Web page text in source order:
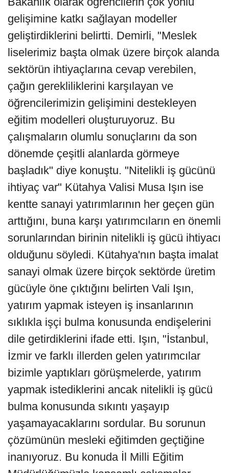
gelişimine katkı sağlayan modeller
geliştirdiklerini belirtti. Demirli, "Meslek
liselerimiz başta olmak üzere birçok alanda
sektörün ihtiyaçlarına cevap verebilen,
çağın gerekliliklerini karşılayan ve
öğrencilerimizin gelişimini destekleyen
eğitim modelleri oluşturuyoruz. Bu
çalışmaların olumlu sonuçlarını da son
dönemde çeşitli alanlarda görmeye
başladık" diye konuştu. "Nitelikli iş gücünü
ihtiyaç var" Kütahya Valisi Musa Işın ise
kentte sanayi yatırımlarının her geçen gün
arttığını, buna karşı yatırımcıların en önemli
sorunlarından birinin nitelikli iş gücü ihtiyacı
olduğunu söyledi. Kütahya'nın başta imalat
sanayi olmak üzere birçok sektörde üretim
gücüyle öne çıktığını belirten Vali Işın,
yatırım yapmak isteyen iş insanlarının
sıklıkla işçi bulma konusunda endişelerini
dile getirdiklerini ifade etti. Işın, "İstanbul,
İzmir ve farklı illerden gelen yatırımcılar
bizimle yaptıkları görüşmelerde, yatırım
yapmak istediklerini ancak nitelikli iş gücü
bulma konusunda sıkıntı yaşayıp
yaşamayacaklarını sordular. Bu sorunun
çözümünün mesleki eğitimden geçtiğine
inanıyoruz. Bu konuda İl Milli Eğitim